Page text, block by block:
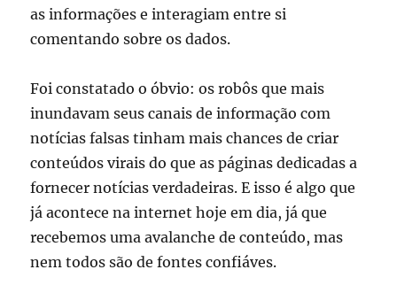
as informações e interagiam entre si
comentando sobre os dados.
Foi constatado o óbvio: os robôs que mais
inundavam seus canais de informação com
notícias falsas tinham mais chances de criar
conteúdos virais do que as páginas dedicadas a
fornecer notícias verdadeiras. E isso é algo que
já acontece na internet hoje em dia, já que
recebemos uma avalanche de conteúdo, mas
nem todos são de fontes confiáves.